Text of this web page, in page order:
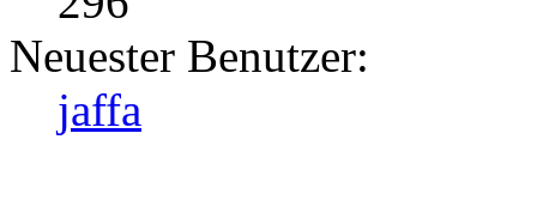
Neuester Benutzer:
jaffa